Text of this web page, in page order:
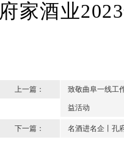
府家酒业
上一篇： 致敬曲阜一线工
益活动
下一篇： 名酒进名企丨孔